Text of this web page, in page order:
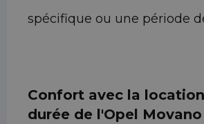
spécifique ou une période
Confort avec la
durée de l'Opel Movano